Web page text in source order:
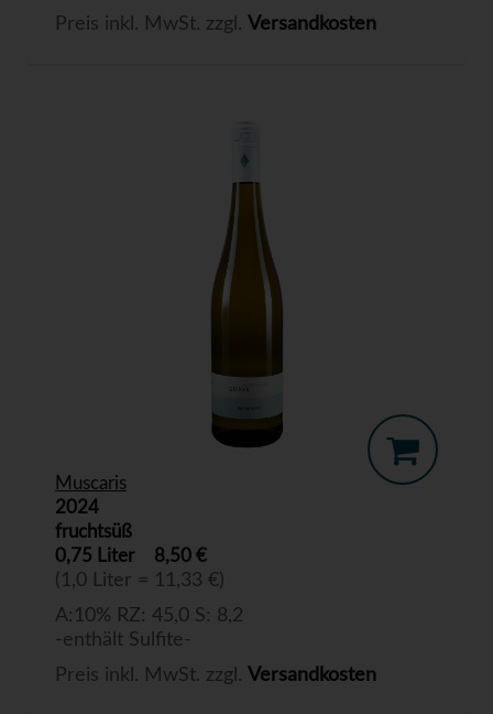
Preis inkl. MwSt. zzgl. Versandkosten
Muscaris
2024
fruchtsüß
0,75 Liter
8,50 €
(1,0 Liter = 11,33 €)
A:10% RZ: 45,0 S: 8,2
-enthält Sulfite-
Preis inkl. MwSt. zzgl. Versandkosten